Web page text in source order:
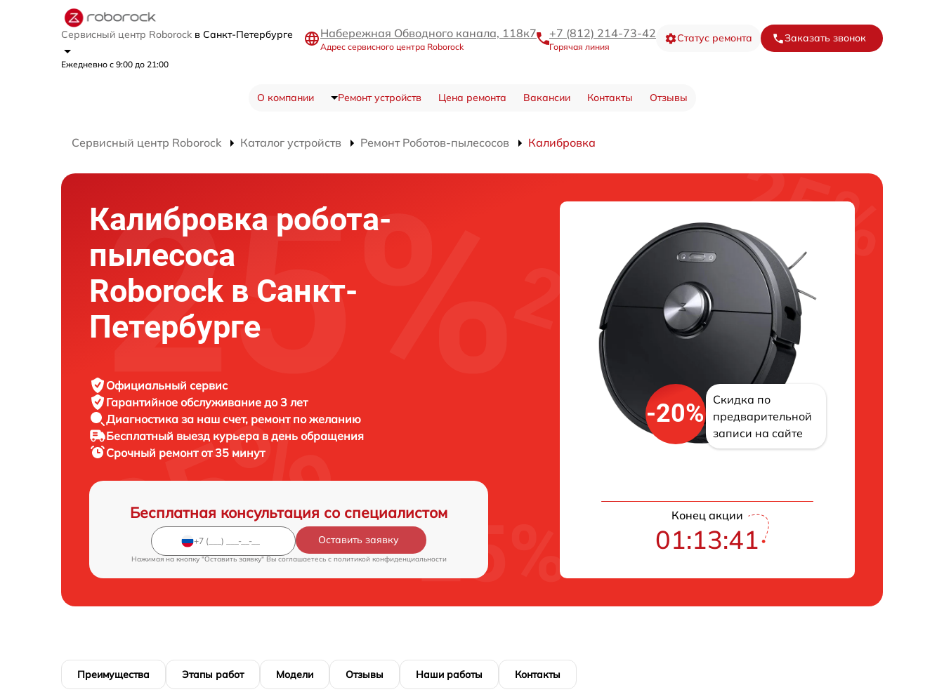
Сервисный центр Roborock в Санкт-Петербурге
Ежедневно с 9:00 до 21:00
Набережная Обводного канала, 118к7
Адрес сервисного центра Roborock
+7 (812) 214-73-42
Горячая линия
Статус ремонта Заказать звонок
О компании Ремонт устройств Цена ремонта Вакансии Контакты Отзывы
Сервисный центр Roborock Каталог устройств Ремонт Роботов-пылесосов Калибровка
Калибровка робота-
пылесоса
Roborock в Санкт-
Петербурге
Официальный сервис
Гарантийное обслуживание до 3 лет
Диагностика за наш счет, ремонт по желанию
Бесплатный выезд курьера в день обращения
Срочный ремонтот 35 минут
Бесплатная консультация со специалистом
Оставить заявку
Нажимая на кнопку "Оставить заявку" Вы соглашаетесь c политикой конфиденциальности
-20%
Скидка по
предварительной
записи на сайте
Конец акции
01:13:41
Преимущества Этапы работ Модели Отзывы Наши работы Контакты